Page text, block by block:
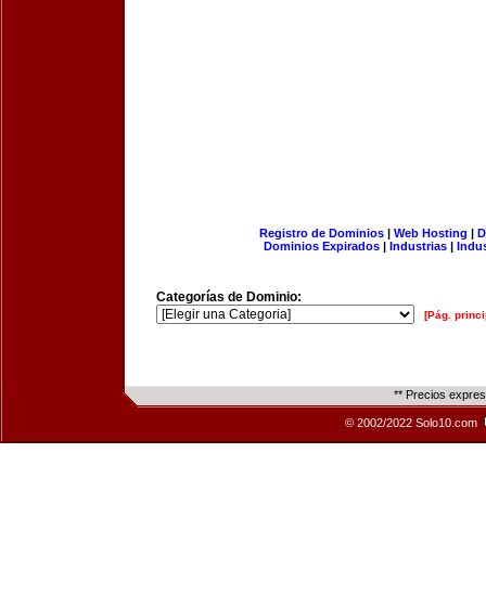
Registro de Dominios| Web Hosting |
Dominios Expirados | Industrias |
Categorías de Dominio:
[Pág.
** Precios
© 2002/2022 Solo10.com